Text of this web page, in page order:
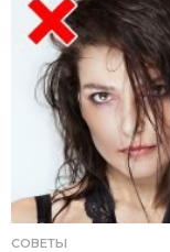
СОВЕТЫ